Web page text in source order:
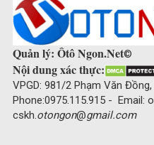
Quản lý: Ôtô Ngon.Net©
Nội dung xác thực:
VPGD: 981/2 Phạm Văn
Phone:0975.115.915 - Email:
cskh.otongon@gmail.com